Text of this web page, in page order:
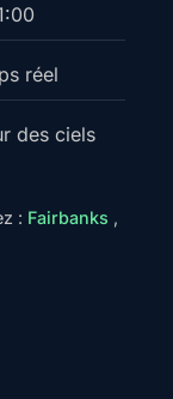
réel
des ciels
: Fairbanks ,